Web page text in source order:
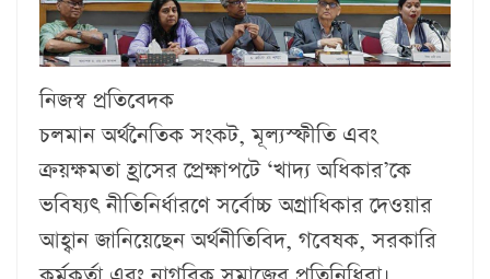
নিজস্ব প্রতিবেদক
চলমান অর্থনৈতিক সংকট, মূল্যস্ফীতি এবং
ক্রয়ক্ষমতা হ্রাসের প্রেক্ষাপটে ‘খাদ্য অধিকার’কে
ভবিষ্যৎ নীতিনির্ধারণে সর্বোচ্চ অগ্রাধিকার দেওয়ার
আহ্বান জানিয়েছেন অর্থনীতিবিদ, গবেষক, সরকারি